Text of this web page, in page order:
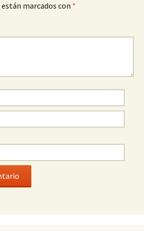
marcados con *